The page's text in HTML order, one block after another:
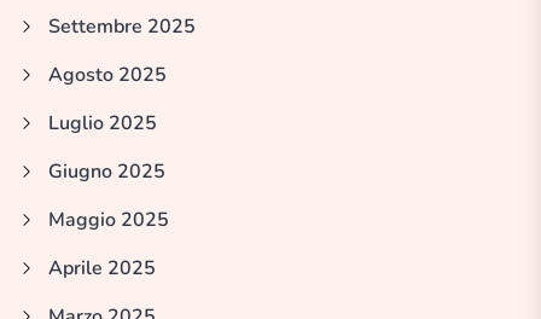
Settembre 2025
Agosto 2025
Luglio 2025
Giugno 2025
Maggio 2025
Aprile 2025